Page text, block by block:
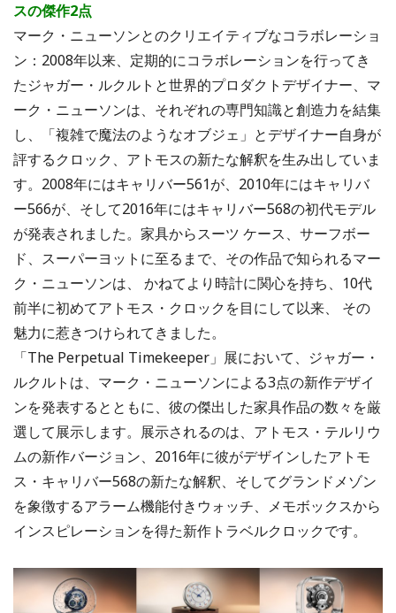
スの傑作2点
マーク・ニューソンとのクリエイティブなコラボレーショ
ン：2008年以来、定期的にコラボレーションを行ってき
たジャガー・ルクルトと世界的プロダクトデザイナー、マ
ーク・ニューソンは、それぞれの専門知識と創造力を結集
し、「複雑で魔法のようなオブジェ」とデザイナー自身が
評するクロック、アトモスの新たな解釈を生み出していま
す。2008年にはキャリバー561が、2010年にはキャリバ
ー566が、そして2016年にはキャリバー568の初代モデル
が発表されました。家具からスーツ ケース、サーフボー
ド、スーパーヨットに至るまで、その作品で知られるマー
ク・ニューソンは、 かねてより時計に関心を持ち、10代
前半に初めてアトモス・クロックを目にして以来、 その
魅力に惹きつけられてきました。
「The Perpetual Timekeeper」展において、ジャガー・
ルクルトは、マーク・ニューソンによる3点の新作デザイ
ンを発表するとともに、彼の傑出した家具作品の数々を厳
選して展示します。展示されるのは、アトモス・テルリウ
ムの新作バージョン、2016年に彼がデザインしたアトモ
ス・キャリバー568の新たな解釈、そしてグランドメゾン
を象徴するアラーム機能付きウォッチ、メモボックスから
インスピレーションを得た新作トラベルクロックです。